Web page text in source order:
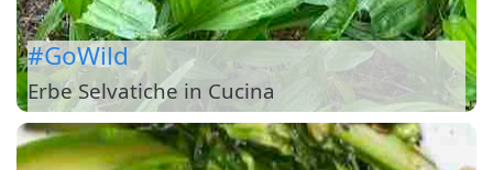
#GoWild
Erbe Selvatiche in Cucina